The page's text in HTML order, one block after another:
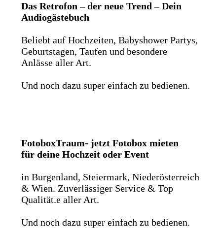
Das Retrofon – der neue Trend – Dein
Audiogästebuch
Beliebt auf Hochzeiten, Babyshower Partys,
Geburtstagen, Taufen und besondere
Anlässe aller Art.
Und noch dazu super einfach zu bedienen.
FotoboxTraum- jetzt Fotobox mieten
für deine Hochzeit oder Event
in Burgenland, Steiermark, Niederösterreich
& Wien. Zuverlässiger Service & Top
Qualität.e aller Art.
Und noch dazu super einfach zu bedienen.